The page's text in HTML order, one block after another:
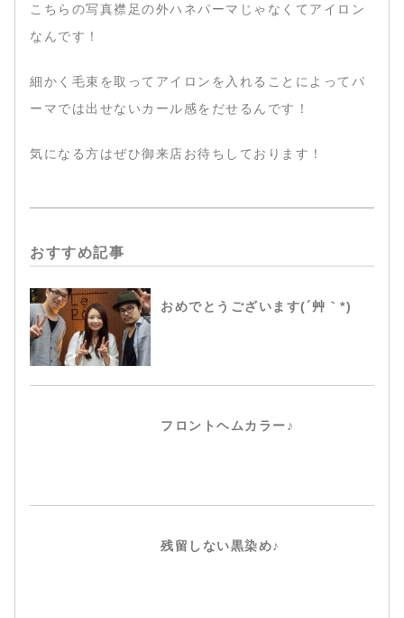
こちらの写真襟足の外ハネパーマじゃなくてアイロン
なんです！
細かく毛束を取ってアイロンを入れることによってパ
ーマでは出せないカール感をだせるんです！
気になる方はぜひ御来店お待ちしております！
おすすめ記事
おめでとうございます(´艸｀*)
フロントヘムカラー♪
残留しない黒染め♪